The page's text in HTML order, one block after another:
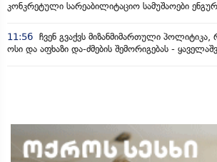
კონკრეტული სარეაბილიტაციო სამუშაოები
11:56 ჩვენ გვაქვს მიზანმიმართული პოლიტიკა,
ოსი და აფხაზი და-ძმების შემორიგებას -